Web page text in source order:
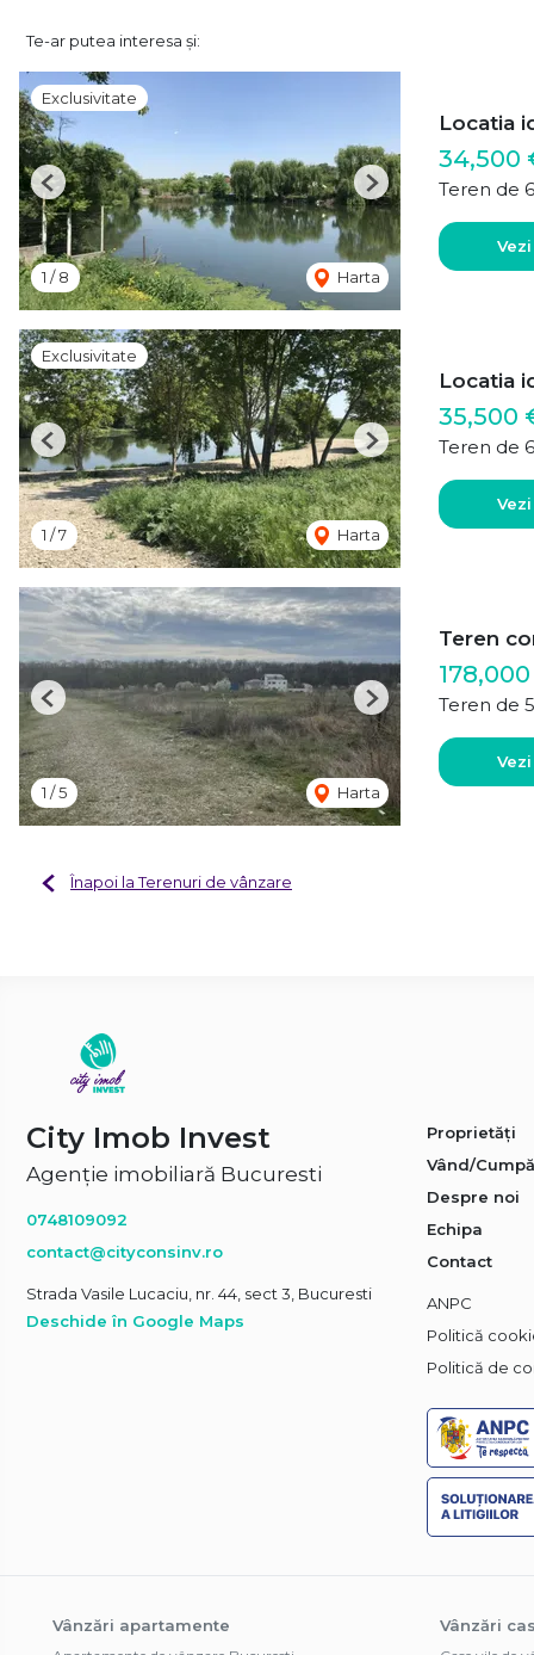
Te-ar putea interesa și:
Exclusivitate
1 /8 Harta
Previous Next
Locatia
34,500
Teren de
Exclusivitate
1 /7 Harta
Previous Next
Locatia
35,500
Teren de
1 /5 Harta
Previous Next
Teren
Teren de
Înapoi la Terenuri de vânzare
City Imob Invest
Agenție imobiliară Bucuresti
0748109092
contact@cityconsinv.ro
Strada Vasile Lucaciu, nr. 44, sect 3, Bucuresti
Deschide în Google Maps
Proprietăți
Vând/
Despre noi
Echipa
Contact
ANPC
Politică
Politică de
Vânzări apartamente Vânzări